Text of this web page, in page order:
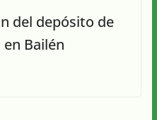
del depósito de
Bailén